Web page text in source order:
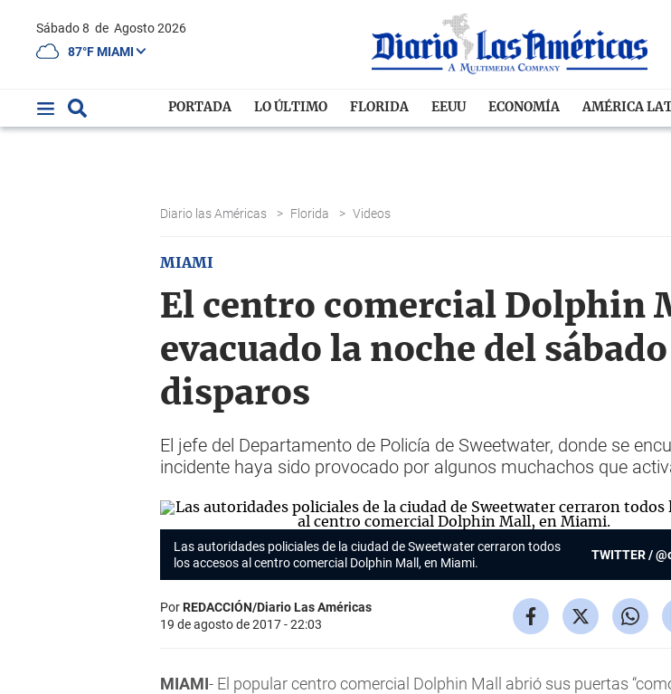
Sábado 8 de Agosto 2026
87°F MIAMI
PORTADA LO ÚLTIMO FLORIDA EEUU ECONOMÍA AMÉRICA
Diario las Américas > Florida > Videos
MIAMI
El centro comercial Dolphin
evacuado la noche del
disparos
El jefe del Departamento de Policía de Sweetwater, donde se
incidente haya sido provocado por algunos muchachos que
Las autoridades policiales de la ciudad de Sweetwater cerraron todos
los accesos al centro comercial Dolphin Mall, en Miami.
TWITTER /
PorREDACCIÓN/Diario Las Américas
19 de agosto de 2017 - 22:03
MIAMI- El popular centro comercial Dolphin Mall abrió sus puertas